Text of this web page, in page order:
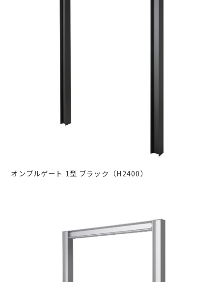
オンブルゲート 1型 ブラック（H2400）